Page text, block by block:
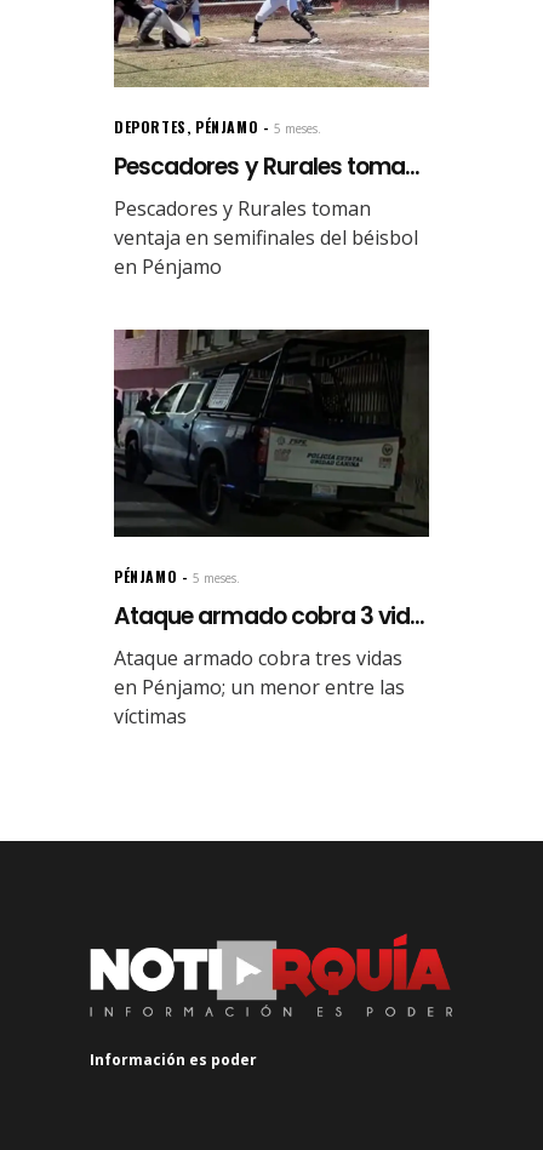
DEPORTES, PÉNJAMO 5 meses.
Pescadores y Rurales toma...
Pescadores y Rurales toman
ventaja en semifinales del béisbol
en Pénjamo
PÉNJAMO 5 meses.
Ataque armado cobra 3 vid...
Ataque armado cobra tres vidas
en Pénjamo; un menor entre las
víctimas
Información es poder